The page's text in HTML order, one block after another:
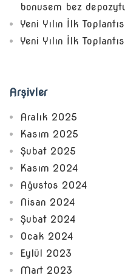
bonusem bez
Yeni Yılın İlk
Yeni Yılın İlk
Arşivler
Aralık 2025
Kasım 2025
Şubat 2025
Kasım 2024
Ağustos 2024
Nisan 2024
Şubat 2024
Ocak 2024
Eylül 2023
Mart 2023